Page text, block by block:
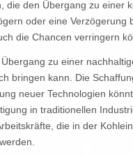
die den Übergang zu einer
oder eine
die Chancen verringern
zu einer
bringen kann. Die
neuer Technologien
in traditionellen
die in der